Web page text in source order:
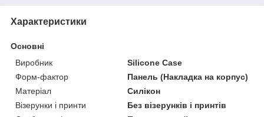
Характеристики
Основні
Виробник
Silicone Case
Форм-фактор
Панель (Накладка на корпус)
Матеріал
Силікон
Візерунки і принти
Без візерунків і принтів